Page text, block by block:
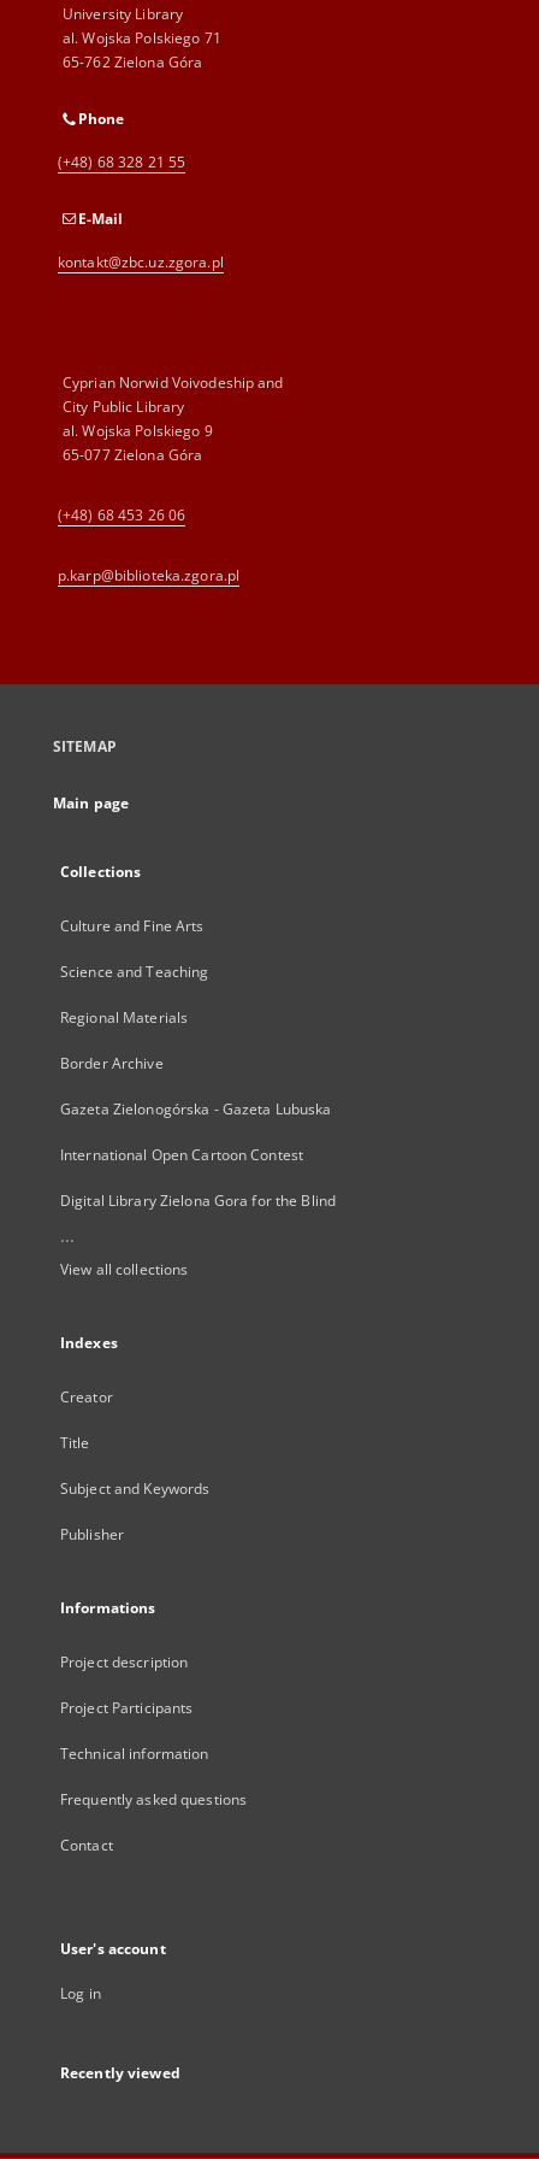
University Library
al. Wojska Polskiego 71
65-762 Zielona Góra
Phone
(+48) 68 328 21 55
E-Mail
kontakt@zbc.uz.zgora.pl
Cyprian Norwid Voivodeship and
City Public Library
al. Wojska Polskiego 9
65-077 Zielona Góra
(+48) 68 453 26 06
p.karp@biblioteka.zgora.pl
SITEMAP
Main page
Collections
Culture and Fine Arts
Science and Teaching
Regional Materials
Border Archive
Gazeta Zielonogórska - Gazeta Lubuska
International Open Cartoon Contest
Digital Library Zielona Gora for the Blind
...
View all collections
Indexes
Creator
Title
Subject and Keywords
Publisher
Informations
Project description
Project Participants
Technical information
Frequently asked questions
Contact
User's account
Log in
Recently viewed